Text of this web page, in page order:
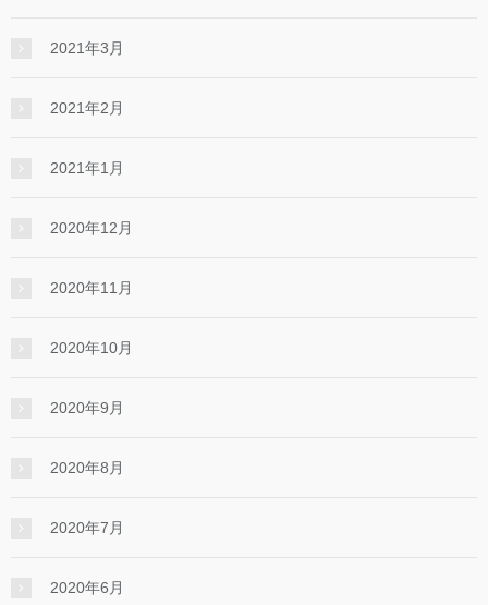
2021年3月
2021年2月
2021年1月
2020年12月
2020年11月
2020年10月
2020年9月
2020年8月
2020年7月
2020年6月